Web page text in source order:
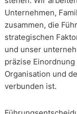
Unternehmen,
zusammen, die
strategischen
und unser
präzise
Organisation und
verbunden ist.